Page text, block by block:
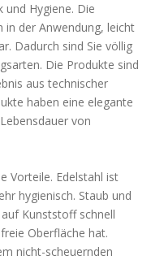
Hygiene. Die
in der Anwendung, leicht
Dadurch sind Sie völlig
Die Produkte sind
aus technischer
haben eine elegante
von
Vorteile. Edelstahl ist
hygienisch. Staub und
Kunststoff schnell
Oberfläche hat.
nicht-scheuernden